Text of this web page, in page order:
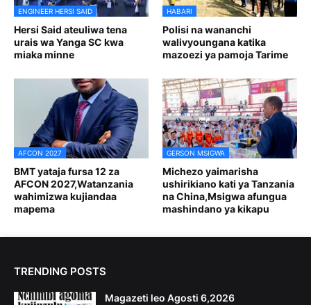
ENGINEER HERSI SAID
Hersi Said ateuliwa tena
urais wa Yanga SC kwa
miaka minne
HABARI
Polisi na wananchi
walivyoungana katika
mazoezi ya pamoja Tarime
AFCON 2027
BMT yataja fursa 12 za
AFCON 2027,Watanzania
wahimizwa kujiandaa
mapema
GERSON MSIGWA
Michezo yaimarisha
ushirikiano kati ya Tanzania
na China,Msigwa afungua
mashindano ya kikapu
TRENDING POSTS
Magazeti leo Agosti 6,2026